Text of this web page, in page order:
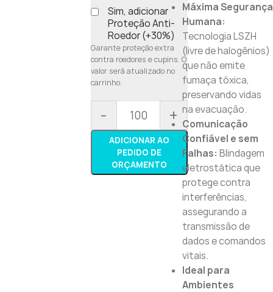
Sim, adicionar
Proteção Anti-
Roedor (+30%)
Garante proteção extra
contra roedores e cupins. O
valor será atualizado no
carrinho.
- +
ADICIONAR AO
PEDIDO DE
ORÇAMENTO
Máxima Segurança
Humana:
Tecnologia LSZH
(livre de halogênios)
que não emite
fumaça tóxica,
preservando vidas
na evacuação.
Comunicação
Confiável e sem
Falhas: Blindagem
eletrostática que
protege contra
interferências,
assegurando a
transmissão de
dados e comandos
vitais.
Ideal para
Ambientes